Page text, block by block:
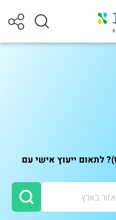
רוצה להתייעץ על תרגום (translation)? לתאום ייעוץ אישי עם